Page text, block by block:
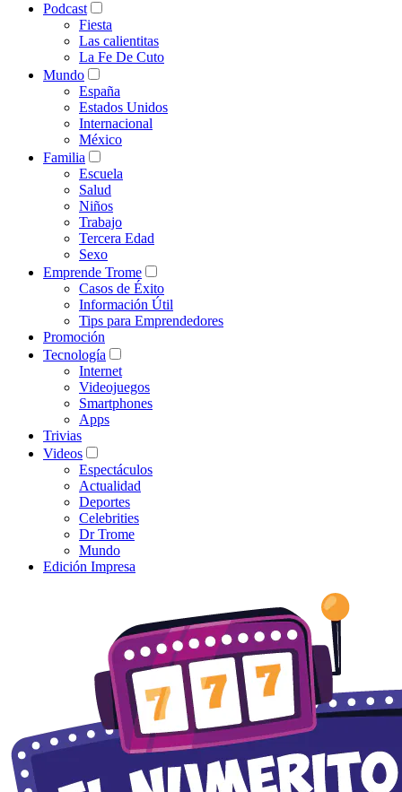
Podcast
Fiesta
Las calientitas
La Fe De Cuto
Mundo
España
Estados Unidos
Internacional
México
Familia
Escuela
Salud
Niños
Trabajo
Tercera Edad
Sexo
Emprende Trome
Casos de Éxito
Información Útil
Tips para Emprendedores
Promoción
Tecnología
Internet
Videojuegos
Smartphones
Apps
Trivias
Videos
Espectáculos
Actualidad
Deportes
Celebrities
Dr Trome
Mundo
Edición Impresa